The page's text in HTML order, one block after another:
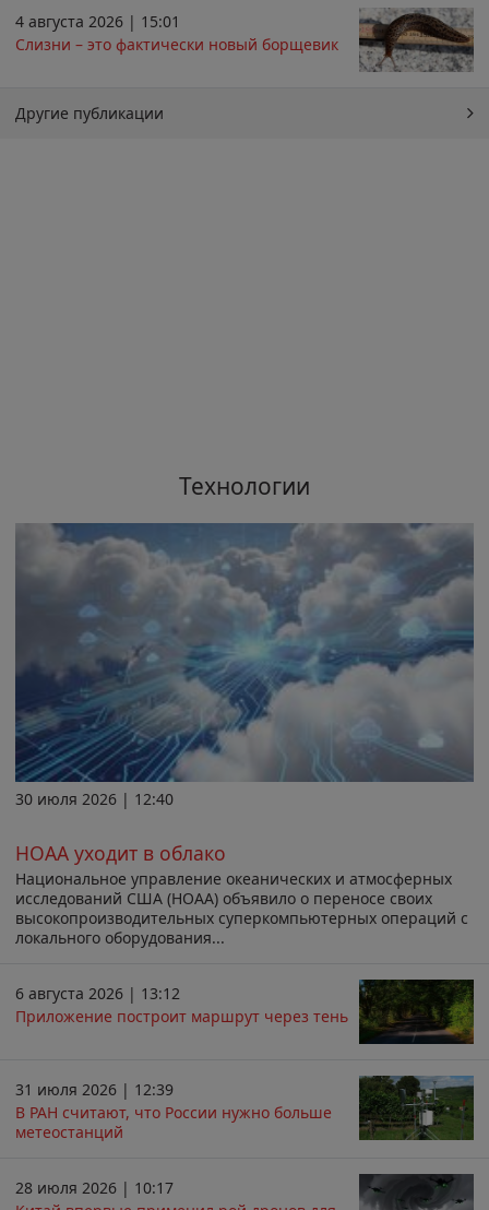
4 августа 2026 | 15:01
Слизни – это фактически новый борщевик
Другие публикации
Технологии
30 июля 2026 | 12:40
НОАА уходит в облако
Национальное управление океанических и атмосферных
исследований США (НОАА) объявило о переносе своих
высокопроизводительных суперкомпьютерных операций с
локального оборудования...
6 августа 2026 | 13:12
Приложение построит маршрут через тень
31 июля 2026 | 12:39
В РАН считают, что России нужно больше
метеостанций
28 июля 2026 | 10:17